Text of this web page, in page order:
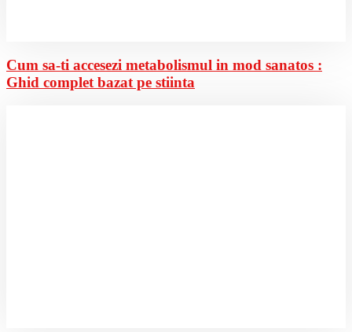
Cum sa-ti accesezi metabolismul in mod sanatos :
Ghid complet bazat pe stiinta